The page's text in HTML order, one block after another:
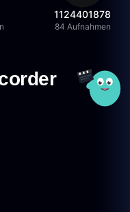
1124401878
84 Aufnahmen